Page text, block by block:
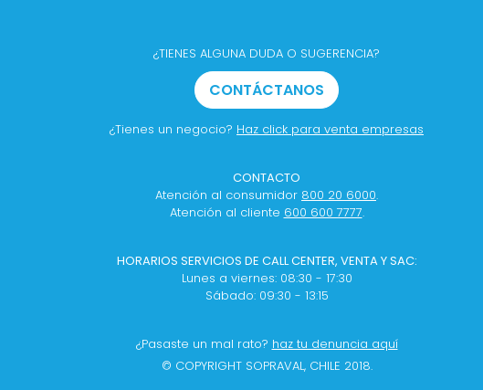
¿TIENES ALGUNA DUDA O SUGERENCIA?
CONTÁCTANOS
¿Tienes un negocio? Haz click para venta empresas
CONTACTO
Atención al consumidor 800 20 6000.
Atención al cliente 600 600 7777.
HORARIOS SERVICIOS DE CALL CENTER, VENTA Y SAC:
Lunes a viernes: 08:30 - 17:30
Sábado: 09:30 - 13:15
¿Pasaste un mal rato? haz tu denuncia aquí
© COPYRIGHT SOPRAVAL, CHILE 2018.